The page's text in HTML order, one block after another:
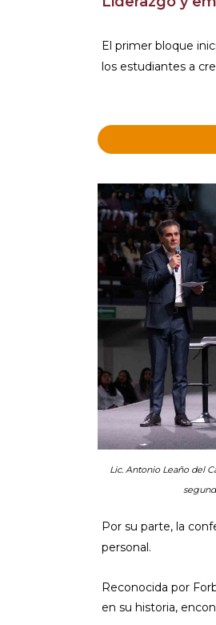
El primer bloque
los estudiantes a
Lic. Antonio Leaño del
Por su parte, la
personal.
Reconocida por
en su historia,